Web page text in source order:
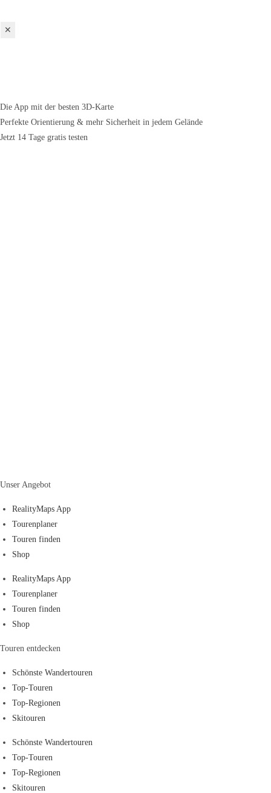
✕
Die App mit der besten 3D-Karte
Perfekte Orientierung & mehr Sicherheit in jedem Gelände
Jetzt 14 Tage gratis testen
Unser Angebot
RealityMaps App
Tourenplaner
Touren finden
Shop
RealityMaps App
Tourenplaner
Touren finden
Shop
Touren entdecken
Schönste Wandertouren
Top-Touren
Top-Regionen
Skitouren
Schönste Wandertouren
Top-Touren
Top-Regionen
Skitouren